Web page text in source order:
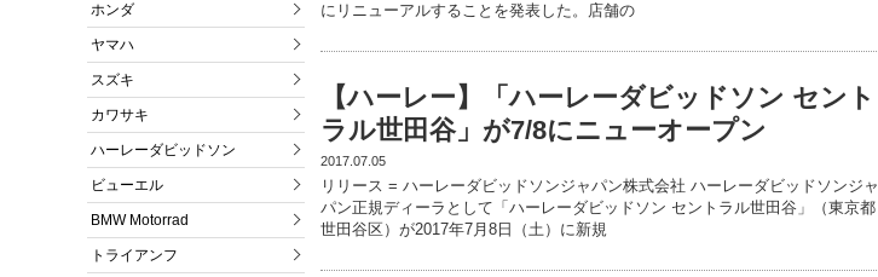
ホンダ
ヤマハ
スズキ
カワサキ
ハーレーダビッドソン
ビューエル
BMW Motorrad
トライアンフ
にリニューアルすることを発表した。店舗の
【ハーレー】「ハーレーダビッドソン セント
ラル世田谷」が7/8にニューオープン
2017.07.05
リリース = ハーレーダビッドソンジャパン株式会社 ハーレーダビッドソンジャ
パン正規ディーラとして「ハーレーダビッドソン セントラル世田谷」（東京都
世田谷区）が2017年7月8日（土）に新規